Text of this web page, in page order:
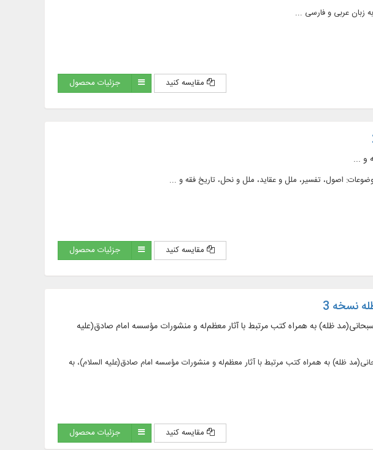
مقایسه کنید جزئیات محصول
مقایسه کنید جزئیات محصول
نسخه 3
العظمی جعفر سبحانی(مد ظله) به همراه کتب مرتبط با آثار معظم‌له و منشورات مؤسسه امام صادق(علیه
جعفر سبحانی(مد ظله) به همراه کتب مرتبط با آثار معظم‌له و منشورات مؤسسه امام صادق(علیه السلام)، به
مقایسه کنید جزئیات محصول